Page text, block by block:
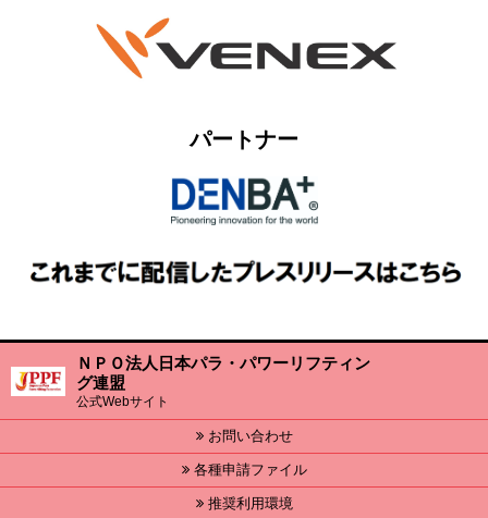
パートナー
ＮＰＯ法人日本パラ・パワーリフティン
グ連盟
公式Webサイト
お問い合わせ
各種申請ファイル
推奨利用環境